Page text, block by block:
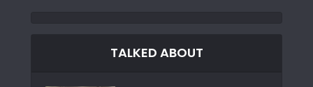
TALKED ABOUT